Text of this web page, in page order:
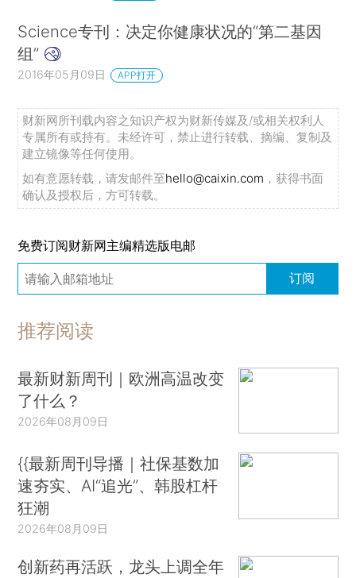
Science专刊：决定你健康状况的“第二基因
组”
2016年05月09日 APP打开
财新网所刊载内容之知识产权为财新传媒及/或相关权利人
专属所有或持有。未经许可，禁止进行转载、摘编、复制及
建立镜像等任何使用。
如有意愿转载，请发邮件至hello@caixin.com ，获得书面
确认及授权后，方可转载。
免费订阅财新网主编精选版电邮
订阅
推荐阅读
最新财新周刊｜欧洲高温改变
了什么？
2026年08月09日
{{最新周刊导播｜社保基数加
速夯实、AI“追光”、韩股杠杆
狂潮
2026年08月09日
创新药再活跃，龙头上调全年